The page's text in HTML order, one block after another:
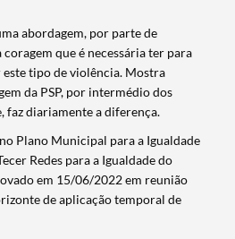
abordagem, por parte de
que é necessária ter para
este tipo de violência. Mostra
da PSP, por intermédio dos
faz diariamente a diferença.
Plano Municipal para a Igualdade
Redes para a Igualdade do
em 15/06/2022 em reunião
de aplicação temporal de